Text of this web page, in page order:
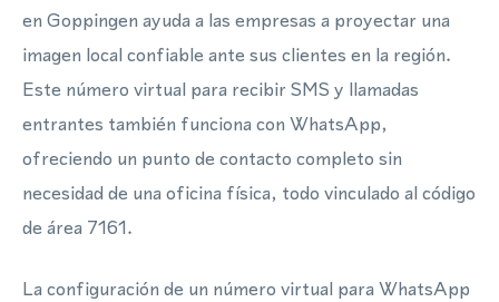
en Goppingen ayuda a las empresas a proyectar una
imagen local confiable ante sus clientes en la región.
Este número virtual para recibir SMS y llamadas
entrantes también funciona con WhatsApp,
ofreciendo un punto de contacto completo sin
necesidad de una oficina física, todo vinculado al código
de área 7161.
La configuración de un número virtual para WhatsApp